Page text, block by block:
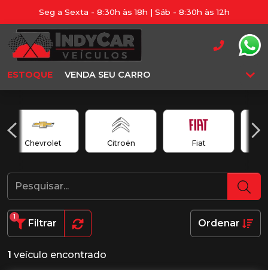
Seg a Sexta - 8:30h às 18h | Sáb - 8:30h às 12h
ESTOQUE VENDA SEU CARRO
Chevrolet Citroën Fiat
Filtrar
1
Ordenar
1 veículo encontrado